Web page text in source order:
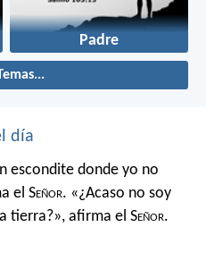
Padre
día
escondite donde yo no
el Señor. «¿Acaso no soy
tierra?», afirma el Señor.